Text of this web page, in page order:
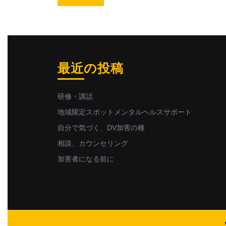
最近の投稿
研修・講話
地域限定スポットメンタルヘルスサポート
自分で気づく、DV加害の種
相談、カウンセリング
加害者になる前に